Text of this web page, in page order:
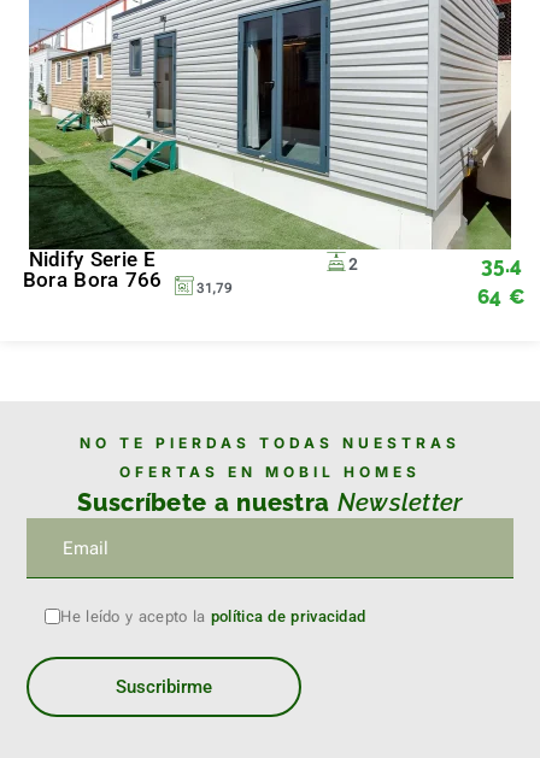
Nidify Serie E
Bora Bora 766
31,79
2
35.4
64 €
NO TE PIERDAS TODAS NUESTRAS
OFERTAS EN MOBIL HOMES
Suscríbete a nuestra Newsletter
He leído y acepto la política de privacidad